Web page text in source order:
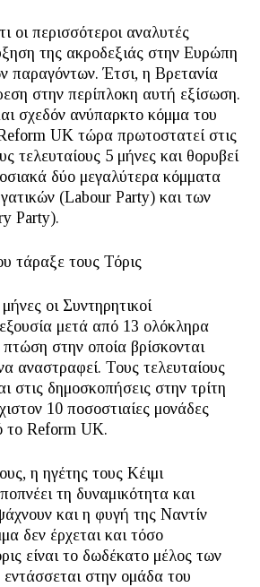
οι περισσότεροι αναλυτές
της ακροδεξιάς στην Ευρώπη
παραγόντων. Έτσι, η Βρετανία
στην περίπλοκη αυτή εξίσωση.
σχεδόν ανύπαρκτο κόμμα του
UK τώρα πρωτοστατεί στις
τελευταίους 5 μήνες και θορυβεί
δύο μεγαλύτερα κόμματα
(Labour Party) και των
Party).
τάραξε τους Τόρις
οι Συντηρητικοί
μετά από 13 ολόκληρα
στην οποία βρίσκονται
αναστραφεί. Τους τελευταίους
στις δημοσκοπήσεις στην τρίτη
10 ποσοστιαίες μονάδες
το Reform UK.
η ηγέτης τους Κέιμι
τη δυναμικότητα και
και η φυγή της Ναντίν
δεν έρχεται και τόσο
είναι το δωδέκατο μέλος των
στην ομάδα του